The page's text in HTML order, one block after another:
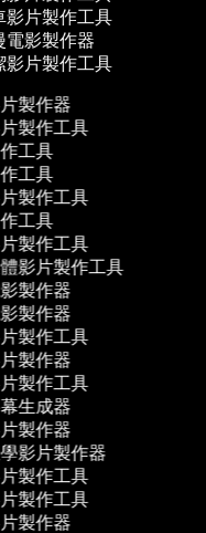
片製作工具
影製作器
片製作工具
片製作器
片製作工具
作工具
作工具
片製作工具
作工具
片製作工具
體影片製作工具
影製作器
影製作器
片製作工具
片製作器
片製作工具
幕生成器
片製作器
學影片製作器
片製作工具
片製作工具
片製作器